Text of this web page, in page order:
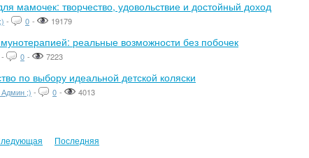
мамочек: творчество, удовольствие и достойный доход
- 0 - 19179
реальные возможности без побочек
- 0 - 7223
по выбору идеальной детской коляски
;) - 0 - 4013
Последняя